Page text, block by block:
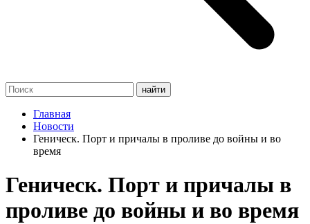
Главная
Новости
Геническ. Порт и причалы в проливе до войны и во
время
Геническ. Порт и причалы в
проливе до войны и во время